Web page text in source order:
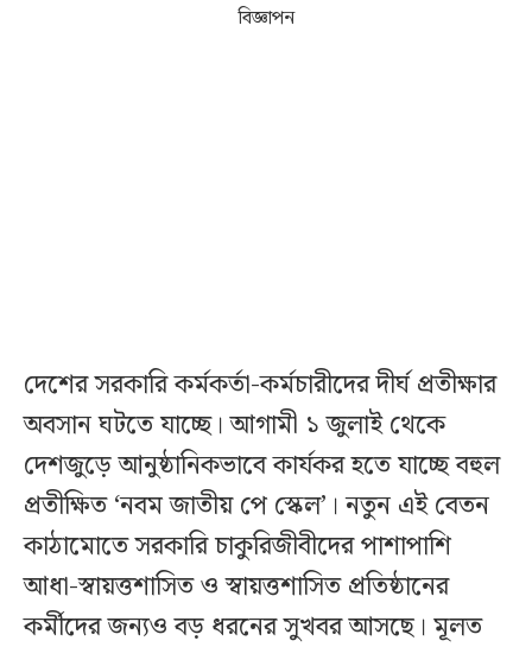
বিজ্ঞাপন
দেশের সরকারি কর্মকর্তা-কর্মচারীদের দীর্ঘ প্রতীক্ষার
অবসান ঘটতে যাচ্ছে। আগামী ১ জুলাই থেকে
দেশজুড়ে আনুষ্ঠানিকভাবে কার্যকর হতে যাচ্ছে বহুল
প্রতীক্ষিত ‘নবম জাতীয় পে স্কেল’। নতুন এই বেতন
কাঠামোতে সরকারি চাকুরিজীবীদের পাশাপাশি
আধা-স্বায়ত্তশাসিত ও স্বায়ত্তশাসিত প্রতিষ্ঠানের
কর্মীদের জন্যও বড় ধরনের সুখবর আসছে। মূলত